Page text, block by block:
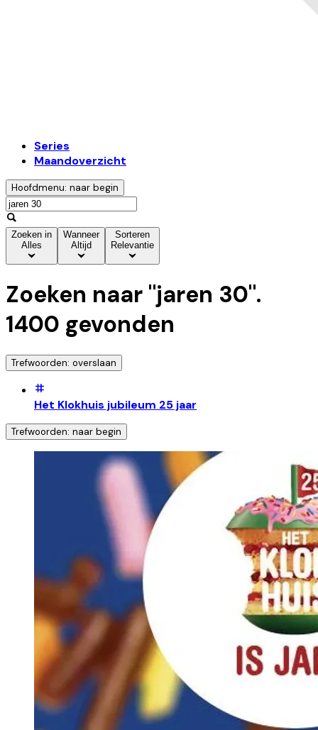
Series
Maandoverzicht
Hoofdmenu: naar begin
Zoeken in
Alles
Wanneer
Altijd
Sorteren
Relevantie
Zoeken naar "jaren 30".
1400 gevonden
Trefwoorden: overslaan
Het Klokhuis jubileum 25 jaar
Trefwoorden: naar begin